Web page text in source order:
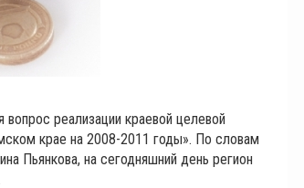
реализации краевой целевой
крае на 2008-2011 годы». По словам
Пьянкова, на сегодняшний день регион